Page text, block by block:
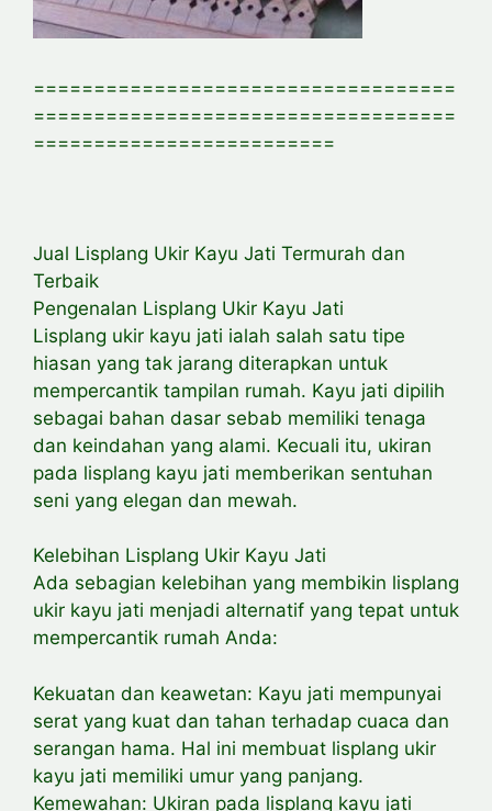
===================================
===================================
=========================
Jual Lisplang Ukir Kayu Jati Termurah dan
Terbaik
Pengenalan Lisplang Ukir Kayu Jati
Lisplang ukir kayu jati ialah salah satu tipe
hiasan yang tak jarang diterapkan untuk
mempercantik tampilan rumah. Kayu jati dipilih
sebagai bahan dasar sebab memiliki tenaga
dan keindahan yang alami. Kecuali itu, ukiran
pada lisplang kayu jati memberikan sentuhan
seni yang elegan dan mewah.
Kelebihan Lisplang Ukir Kayu Jati
Ada sebagian kelebihan yang membikin lisplang
ukir kayu jati menjadi alternatif yang tepat untuk
mempercantik rumah Anda:
Kekuatan dan keawetan: Kayu jati mempunyai
serat yang kuat dan tahan terhadap cuaca dan
serangan hama. Hal ini membuat lisplang ukir
kayu jati memiliki umur yang panjang.
Kemewahan: Ukiran pada lisplang kayu jati